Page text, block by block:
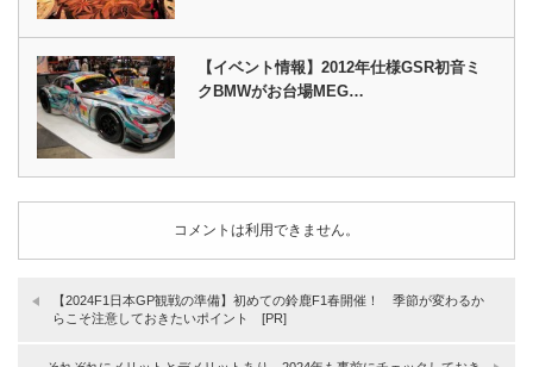
【イベント情報】2012年仕様GSR初音ミ
クBMWがお台場MEG…
コメントは利用できません。
【2024F1日本GP観戦の準備】初めての鈴鹿F1春開催！ 季節が変わるか
らこそ注意しておきたいポイント [PR]